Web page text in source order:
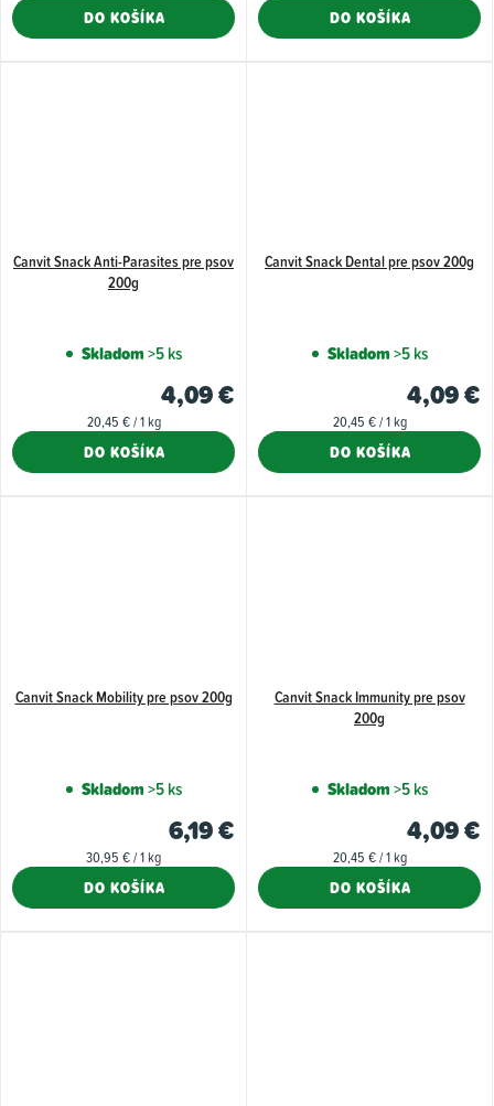
DO KOŠÍKA DO KOŠÍKA
Canvit Snack Anti-Parasites pre psov
200g
Skladom>5 ks
4,09 €
Jednotková
20,45 € / 1 kg
DO KOŠÍKA
Canvit Snack Dental pre psov 200g
Skladom>5 ks
4,09 €
Jednotková
20,45 € / 1 kg
DO KOŠÍKA
Canvit Snack Mobility pre psov 200g
Skladom>5 ks
6,19 €
Jednotková
30,95 € / 1 kg
DO KOŠÍKA
Canvit Snack Immunity pre psov
200g
Skladom>5 ks
4,09 €
Jednotková
20,45 € / 1 kg
DO KOŠÍKA